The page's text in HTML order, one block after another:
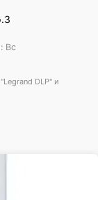
Вс
DLP" и